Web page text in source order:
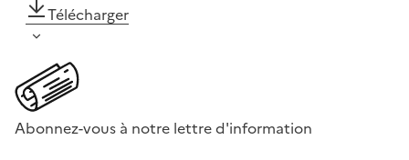
Télécharger
Abonnez-vous à notre lettre d'information